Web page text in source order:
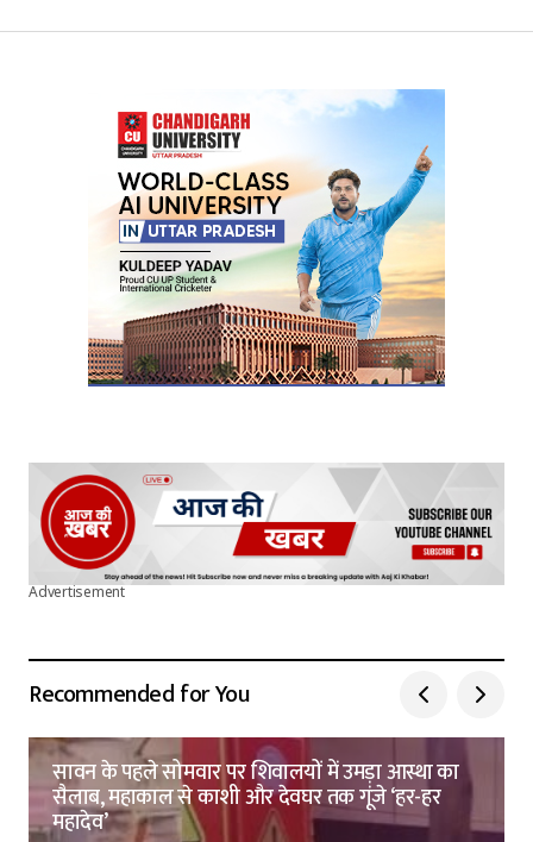
Advertisement
Recommended for You
सावन के पहले सोमवार पर शिवालयों में उमड़ा आस्था का
सैलाब, महाकाल से काशी और देवघर तक गूंजे ‘हर-हर
महादेव’